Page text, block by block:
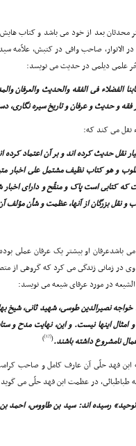
بعد از خود مى باشد و کتاب
در الانوار، صاحب وافى در کتبش،
علمى دیلمى در حدیث مى نویسد:
الفضلاء فى الفقه والحدیث والعرفان
و حدیث و عرفان و تاریخ سیره نگارى،
نقل مى کند که:
حدیث کرده اند و بر آن اعتماد کرده
و هو کتاب نظیف مشتمل على اخبار
کتابى است پاک و منقّح و داراى اخبار
و نقل بزرگان از آنها، عظمت و شأن مؤلف
باشدعرفان او بیشتر یک عرفان عملى
زمانى زندگى مى کرد که گروهى از
در مورد عرفاى شیعه مى نویسد:
خواجه نصیرالدین طوسى، شهید ثانى، شیخ
امثال اینها نیست. و این، نهایت مدح و
نامشروع داشته باشند.(
[17]
)
ابن فهد حلّى آن عارف کامل و صاحب
طباطبائى، در عظمت ابن فهد حلّى مى
رسیده اند: سید بن طاووس، احمد